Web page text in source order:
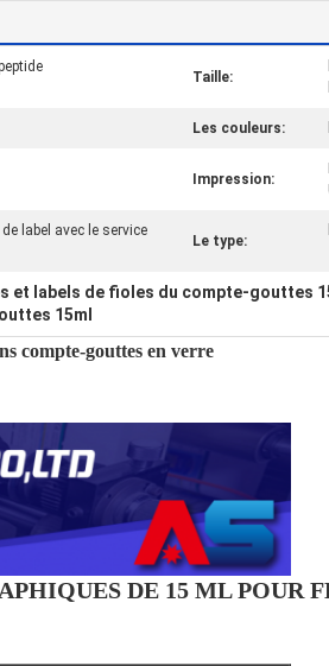
Taille:
Les couleurs:
Impression:
label avec le service
Le type:
et labels de fioles du compte-gouttes
15ml
compte-gouttes en verre
DE 15 ML POUR